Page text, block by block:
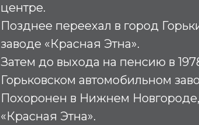
центре.
Позднее переехал в город
заводе «Красная Этна».
Затем до выхода на пенсию в
Горьковском автомобильном
Похоронен в Нижнем
«Красная Этна».